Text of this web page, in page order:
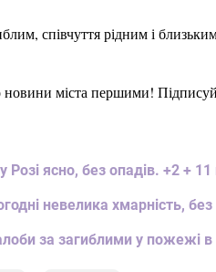
співчуття рідним і
новини міста першими!
Розі ясно, без опадів. +2 + 11
невелика хмарність,
за загиблими у пожежі в